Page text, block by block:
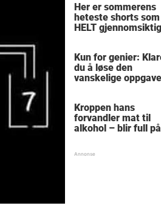
Her er sommerens
heteste shorts
HELT
Kun for genier:
du å løse den
vanskelige
Kroppen hans
forvandler mat til
alkohol – blir full
rundt i sirkler"